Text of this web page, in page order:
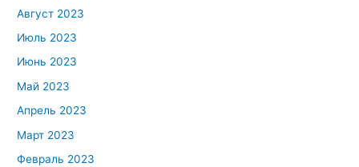
Август 2023
Июль 2023
Июнь 2023
Май 2023
Апрель 2023
Март 2023
Февраль 2023